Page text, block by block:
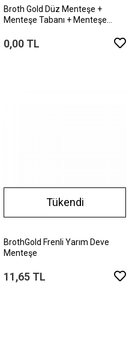
Broth Gold Düz Menteşe +
Menteşe Tabanı + Menteşe
0,00 TL
Tükendi
BrothGold Frenli Yarım Deve
Menteşe
11,65 TL